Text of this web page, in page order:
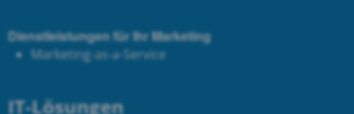
Dienstleistungen für Ihr Marketing
Marketing-as-a-Service
IT-Lösungen